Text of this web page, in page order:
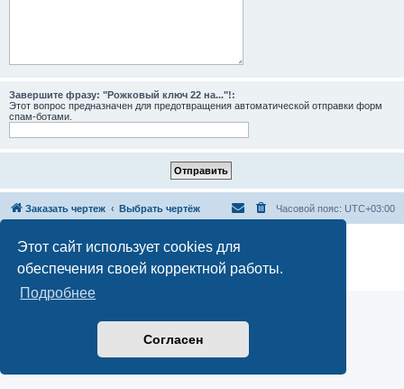
Этот сайт использует cookies для
обеспечения своей корректной работы.
Подробнее
Согласен
Завершите фразу: "Рожковый ключ 22 на..."!:
Этот вопрос предназначен для предотвращения автоматической отправки форм
спам-ботами.
Заказать чертеж Выбрать чертёж Часовой пояс: UTC+03:00
Создано на основе
® Forum Software © phpBB Limited
Русская поддержка phpBB
Конфиденциальность
|Правила